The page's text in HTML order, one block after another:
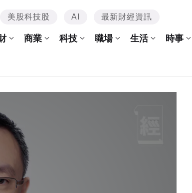
美股科技股 AI 最新財經資訊
商業 科技 職場 生活 時事